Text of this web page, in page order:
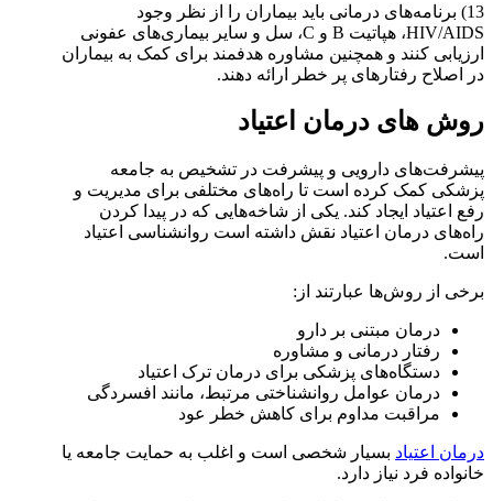
13) برنامه‌های درمانی باید بیماران را از نظر وجود
HIV/AIDS، هپاتیت B و C، سل و سایر بیماری‌های عفونی
ارزیابی کنند و همچنین مشاوره هدفمند برای کمک به بیماران
در اصلاح رفتارهای پر خطر ارائه دهند.
روش های درمان اعتیاد
پیشرفت‌های دارویی و پیشرفت در تشخیص به جامعه
پزشکی کمک کرده است تا راه‌های مختلفی برای مدیریت و
رفع اعتیاد ایجاد کند. یکی از شاخه‌هایی که در پیدا کردن
راه‌های درمان اعتیاد نقش داشته است روانشناسی اعتیاد
است.
برخی از روش‌ها عبارتند از:
درمان مبتنی بر دارو
رفتار درمانی و مشاوره
دستگاه‌های پزشکی برای درمان ترک اعتیاد
درمان عوامل روانشناختی مرتبط، مانند افسردگی
مراقبت مداوم برای کاهش خطر عود
درمان اعتیاد بسیار شخصی است و اغلب به حمایت جامعه یا
خانواده فرد نیاز دارد.